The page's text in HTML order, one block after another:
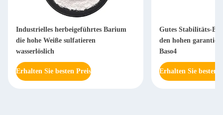
Industrielles herbeigeführtes Barium
die hohe Weiße sulfatieren
wasserlöslich
Erhalten Sie besten Preis
Gutes Stabilitäts-
den hohen
Baso4
Erhalten Sie besten